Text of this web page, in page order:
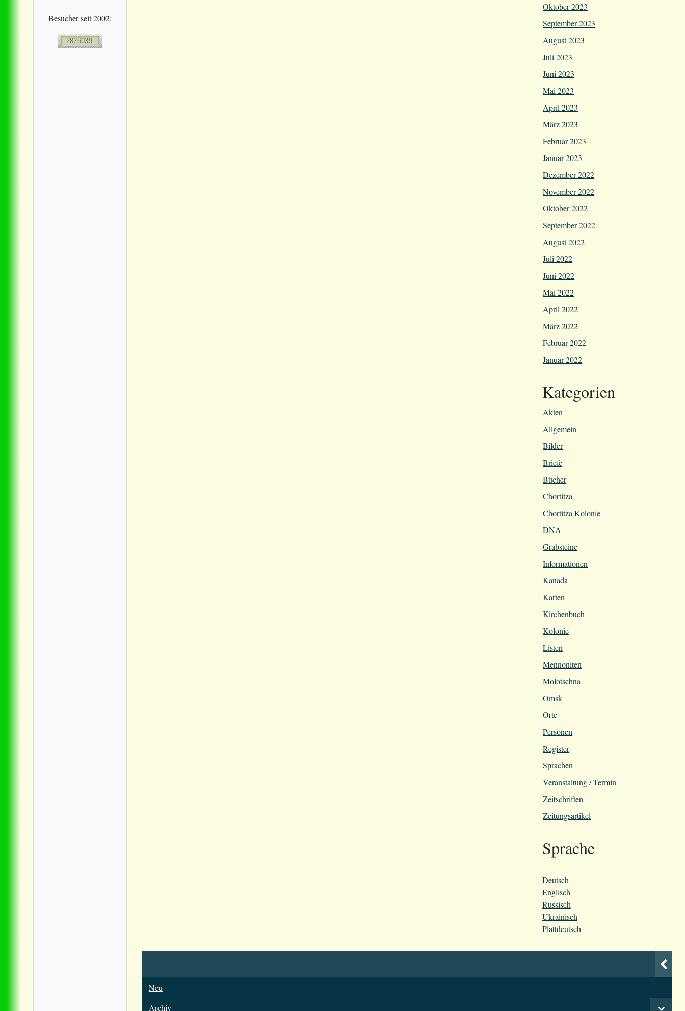
Besucher seit 2002:
Oktober 2023
September 2023
August 2023
Juli 2023
Juni 2023
Mai 2023
April 2023
März 2023
Februar 2023
Januar 2023
Dezember 2022
November 2022
Oktober 2022
September 2022
August 2022
Juli 2022
Juni 2022
Mai 2022
April 2022
März 2022
Februar 2022
Januar 2022
Kategorien
Akten
Allgemein
Bilder
Briefe
Bücher
Chortitza
Chortitza Kolonie
DNA
Grabsteine
Informationen
Kanada
Karten
Kirchenbuch
Kolonie
Listen
Mennoniten
Molotschna
Omsk
Orte
Personen
Register
Sprachen
Veranstaltung / Termin
Zeitschriften
Zeitungsartikel
Sprache
Deutsch
Englisch
Russisch
Ukrainisch
Plattdeutsch
Neu
Archiv